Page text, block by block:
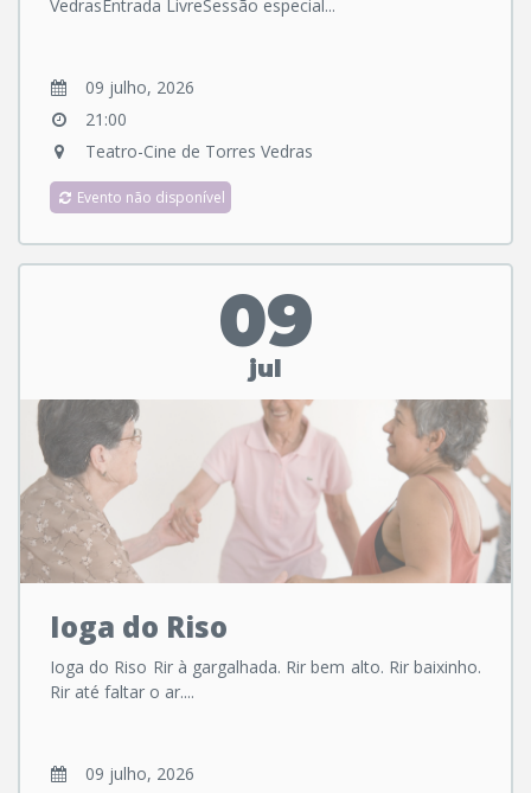
VedrasEntrada LivreSessão especial...
09 julho, 2026
21:00
Teatro-Cine de Torres Vedras
Evento não disponível
09
jul
Ioga do Riso
Ioga do Riso Rir à gargalhada. Rir bem alto. Rir baixinho.
Rir até faltar o ar....
09 julho, 2026